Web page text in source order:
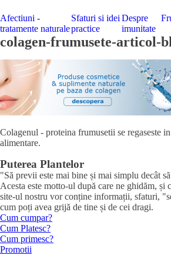
Afectiuni -
tratamente naturale
Sfaturi si idei
practice
Despre
imunitate
colagen-frumusete-articol-
Colagenul - proteina frumusetii se regaseste
alimentare.
Puterea Plantelor
"Să previi este mai bine și mai simplu decât
Acesta este motto-ul după care ne ghidăm, și
site-ul nostru vor conține informații, sfaturi,
cum poți avea grijă de tine și de cei dragi.
Cum cumpar?
Cum Platesc?
Cum primesc?
Promotii